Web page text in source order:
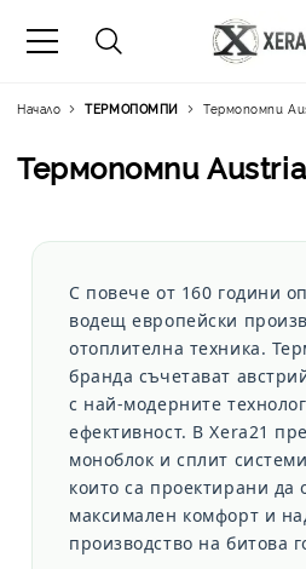
Начало ТЕРМОПОМПИ Термопомпи
Термопомпи
С повече от 160 години
водещ европейски
отоплителна техника.
бранда съчетават
с най-модерните
ефективност. ВXera21
моноблок и сплит
които са проектирани да
максимален комфорт и
производство на битова